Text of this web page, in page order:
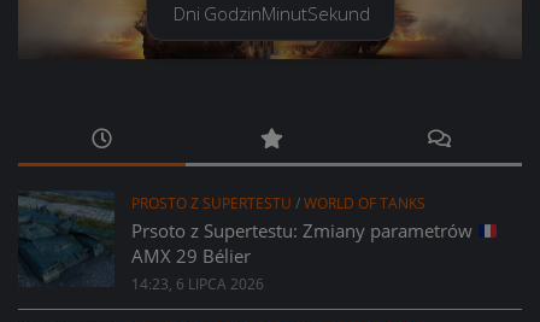
Dni GodzinMinutSekund
PROSTO Z SUPERTESTU /WORLD OF TANKS
Prsoto z Supertestu: Zmiany parametrów
AMX 29 Bélier
14:23, 6 LIPCA 2026